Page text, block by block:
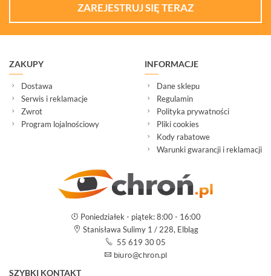
ZAREJESTRUJ SIĘ TERAZ
ZAKUPY
Dostawa
Serwis i reklamacje
Zwrot
Program lojalnościowy
INFORMACJE
Dane sklepu
Regulamin
Polityka prywatności
Pliki cookies
Kody rabatowe
Warunki gwarancji i reklamacji
Poniedziałek - piątek: 8:00 - 16:00
Stanisława Sulimy 1 / 228, Elbląg
55 619 30 05
SZYBKI KONTAKT